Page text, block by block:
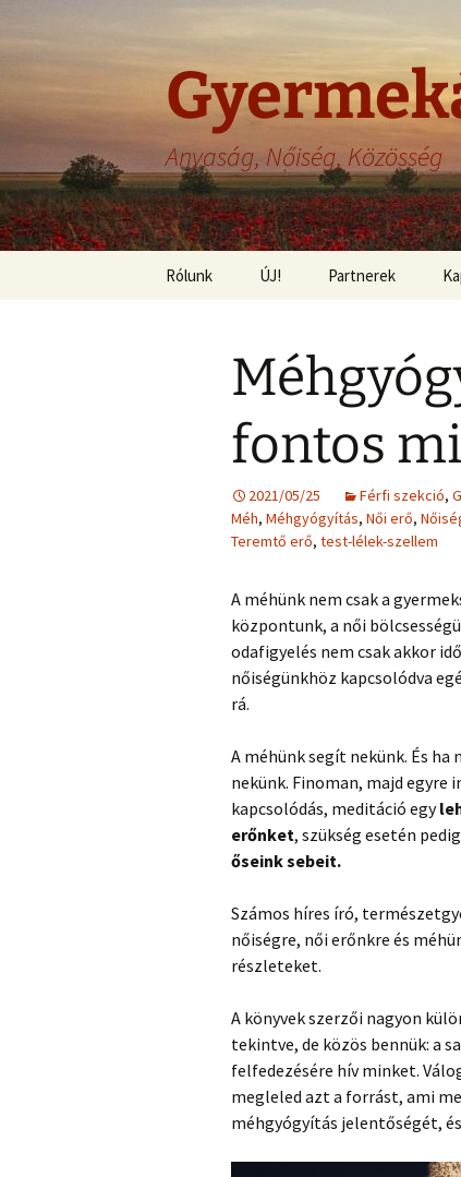
Anyaság, Nőiség, Közösség
Ugrás
Rólunk
Adatvédelem
Szerzői jogok
ÚJ! Partnerek
fontos
2021/05/25 Férfi szekció,
Méh, Méhgyógyítás, Női erő,
Teremtő erő, test-lélek-szellem
A méhünk nem csak a
központunk, a női
odafigyelés nem csak akkor
nőiségünkhöz kapcsolódva
rá.
A méhünk segít nekünk. És
nekünk. Finoman, majd egyre
kapcsolódás, meditáció egy
erőnket, szükség esetén pedig
őseink sebeit.
Számos híres író,
nőiségre, női erőnkre és
részleteket.
A könyvek szerzői nagyon
tekintve, de közös bennük: a
felfedezésére hív minket.
megleled azt a forrást, ami
méhgyógyítás jelentőségét,